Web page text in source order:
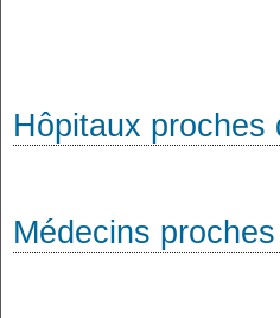
Hôpitaux proches
Médecins